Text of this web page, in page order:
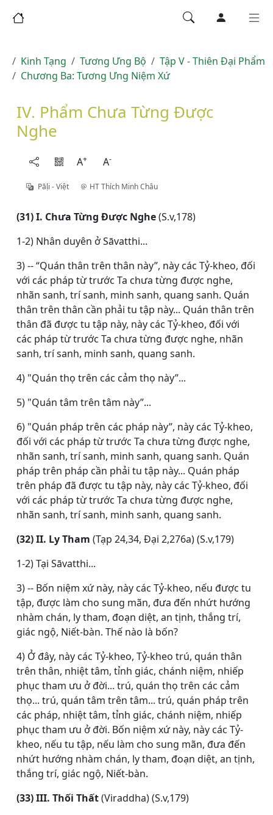
Kinh Tạng Tương Ưng Bộ
Tập V - Thiên Ðại Phẩm
Chương Ba: Tương Ưng Niệm Xứ
IV. Phẩm Chưa Từng Ðược
Nghe
A+ A-
Pāḷi - Việt HT Thích Minh Châu
(31) I. Chưa Từng Ðược Nghe(S.v,178)
1-2) Nhân duyên ở Sāvatthi...
3) -- “Quán thân trên thân này”, này các Tỷ-kheo, đối
với các pháp từ trước Ta chưa từng được nghe,
nhãn sanh, trí sanh, minh sanh, quang sanh. Quán
thân trên thân cần phải tu tập này... Quán thân trên
thân đã được tu tập này, này các Tỷ-kheo, đối với
các pháp từ trước Ta chưa từng được nghe, nhãn
sanh, trí sanh, minh sanh, quang sanh.
4) "Quán thọ trên các cảm thọ này”...
5) "Quán tâm trên tâm này”...
6) "Quán pháp trên các pháp này”, này các Tỷ-kheo,
đối với các pháp từ trước Ta chưa từng được nghe,
nhãn sanh, trí sanh, minh sanh, quang sanh. Quán
pháp trên pháp cần phải tu tập này... Quán pháp
trên pháp đã được tu tập này, này các Tỷ-kheo, đối
với các pháp từ trước Ta chưa từng được nghe,
nhãn sanh, trí sanh, minh sanh, quang sanh.
(32) II. Ly Tham (Tạp 24,34, Ðại 2,276a) (S.v,179)
1-2) Tại Sāvatthi...
3) -- Bốn niệm xứ này, này các Tỷ-kheo, nếu được tu
tập, được làm cho sung mãn, đưa đến nhứt hướng
nhàm chán, ly tham, đoạn diệt, an tịnh, thắng trí,
giác ngộ, Niết-bàn. Thế nào là bốn?
4) Ở đây, này các Tỷ-kheo, Tỷ-kheo trú, quán thân
trên thân, nhiệt tâm, tỉnh giác, chánh niệm, nhiếp
phục tham ưu ở đời... trú, quán thọ trên các cảm
thọ... trú, quán tâm trên tâm... trú, quán pháp trên
các pháp, nhiệt tâm, tỉnh giác, chánh niệm, nhiếp
phục tham ưu ở đời. Bốn niệm xứ này, này các Tỷ-
kheo, nếu tu tập, nếu làm cho sung mãn, đưa đến
nhứt hướng nhàm chán, ly tham, đoạn diệt, an tịnh,
thắng trí, giác ngộ, Niết-bàn.
(33) III. Thối Thất(Viraddha) (S.v,179)